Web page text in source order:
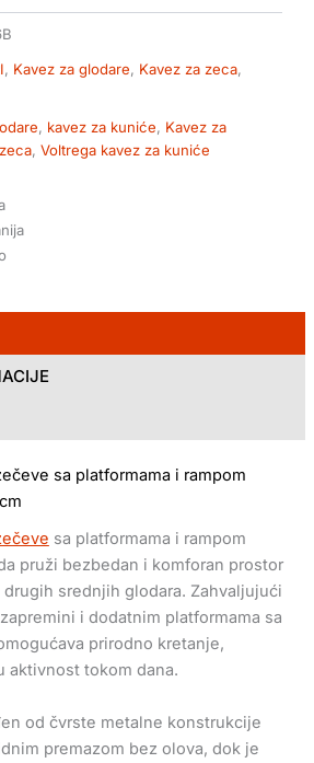
, Kavez za glodare, Kavez za zeca,
, kavez za kuniće, Kavez za
,Voltrega kavez za kuniće
sa platformama i rampom
sa platformama i rampom
pruži bezbedan i komforan prostor
drugih srednjih glodara. Zahvaljujući
i dodatnim platformama sa
prirodno kretanje,
aktivnost tokom dana.
od čvrste metalne konstrukcije
premazom bez olova, dok je